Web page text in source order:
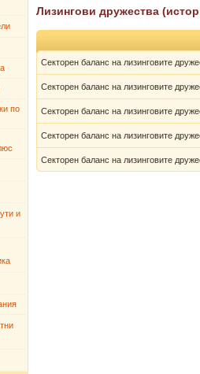
по
и
Лизингови дружества
Секторен баланс на лизинговите
Секторен баланс на лизинговите
Секторен баланс на лизинговите
Секторен баланс на лизинговите
Секторен баланс на лизинговите